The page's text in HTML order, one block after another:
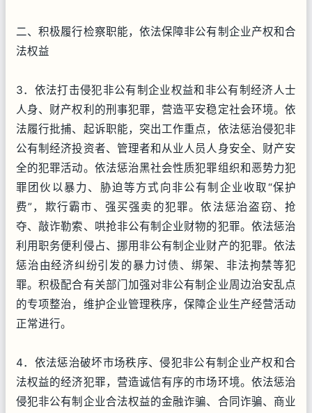
二、积极履行检察职能，依法保障非公有制企业产权和合
法权益
3．依法打击侵犯非公有制企业权益和非公有制经济人士
人身、财产权利的刑事犯罪，营造平安稳定社会环境。依
法履行批捕、起诉职能，突出工作重点，依法惩治侵犯非
公有制经济投资者、管理者和从业人员人身安全、财产安
全的犯罪活动。依法惩治黑社会性质犯罪组织和恶势力犯
罪团伙以暴力、胁迫等方式向非公有制企业收取“保护
费”，欺行霸市、强买强卖的犯罪。依法惩治盗窃、抢
夺、敲诈勒索、哄抢非公有制企业财物的犯罪。依法惩治
利用职务便利侵占、挪用非公有制企业财产的犯罪。依法
惩治由经济纠纷引发的暴力讨债、绑架、非法拘禁等犯
罪。积极配合有关部门加强对非公有制企业周边治安乱点
的专项整治，维护企业管理秩序，保障企业生产经营活动
正常进行。
4．依法惩治破坏市场秩序、侵犯非公有制企业产权和合
法权益的经济犯罪，营造诚信有序的市场环境。依法惩治
侵犯非公有制企业合法权益的金融诈骗、合同诈骗、商业